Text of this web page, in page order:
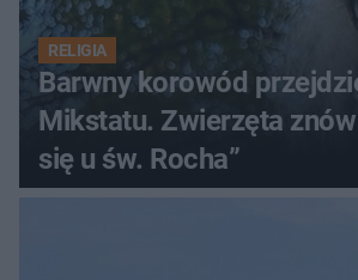
RELIGIA
Barwny korowód
Mikstatu. Zwierzęta
się u św. Rocha”